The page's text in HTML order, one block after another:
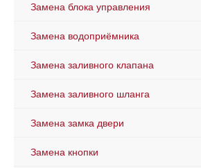
Замена блока управления
Замена водоприёмника
Замена заливного клапана
Замена заливного шланга
Замена замка двери
Замена кнопки